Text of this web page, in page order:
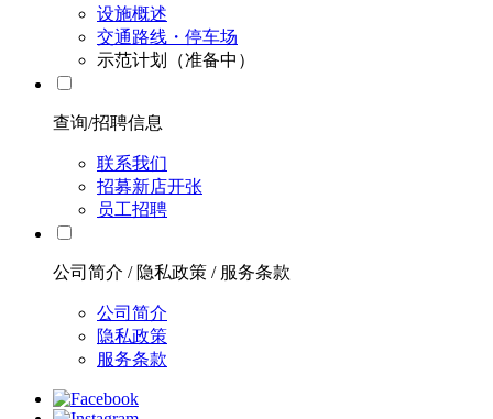
设施概述
交通路线・停车场
示范计划（准备中）
查询/招聘信息
联系我们
招募新店开张
员工招聘
公司简介 / 隐私政策 / 服务条款
公司简介
隐私政策
服务条款